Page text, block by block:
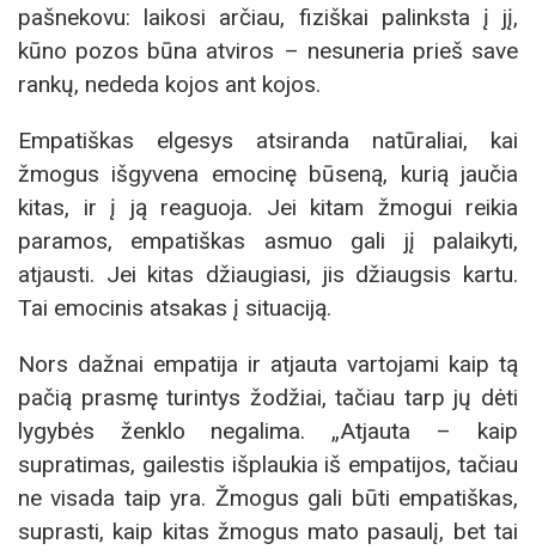
pašnekovu: laikosi arčiau, fiziškai palinksta į jį,
kūno pozos būna atviros – nesuneria prieš save
rankų, nededa kojos ant kojos.
Empatiškas elgesys atsiranda natūraliai, kai
žmogus išgyvena emocinę būseną, kurią jaučia
kitas, ir į ją reaguoja. Jei kitam žmogui reikia
paramos, empatiškas asmuo gali jį palaikyti,
atjausti. Jei kitas džiaugiasi, jis džiaugsis kartu.
Tai emocinis atsakas į situaciją.
Nors dažnai empatija ir atjauta vartojami kaip tą
pačią prasmę turintys žodžiai, tačiau tarp jų dėti
lygybės ženklo negalima. „Atjauta – kaip
supratimas, gailestis išplaukia iš empatijos, tačiau
ne visada taip yra. Žmogus gali būti empatiškas,
suprasti, kaip kitas žmogus mato pasaulį, bet tai